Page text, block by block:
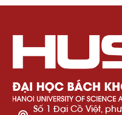
Số 1 Đại Cồ Việt,